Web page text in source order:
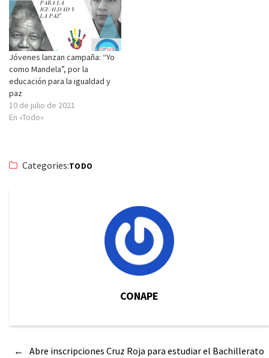
Jóvenes lanzan campaña: “Yo
como Mandela”, por la
educación para la igualdad y
paz
10 de julio de 2021
En «Todo»
Categories:TODO
CONAPE
←
Abre inscripciones Cruz Roja para estudiar el Bachillerato